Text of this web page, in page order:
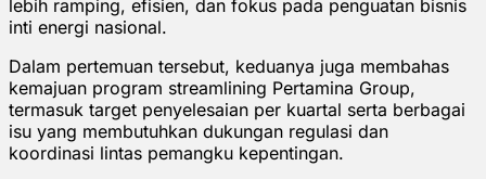
lebih ramping, efisien, dan fokus pada penguatan bisnis
inti energi nasional.
Dalam pertemuan tersebut, keduanya juga membahas
kemajuan program streamlining Pertamina Group,
termasuk target penyelesaian per kuartal serta berbagai
isu yang membutuhkan dukungan regulasi dan
koordinasi lintas pemangku kepentingan.